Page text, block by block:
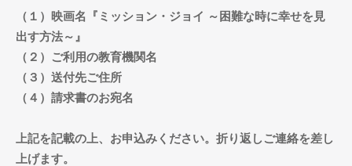
（１）映画名『ミッション・ジョイ ～困難な時に幸せを見
出す方法～』
（２）ご利用の教育機関名
（３）送付先ご住所
（４）請求書のお宛名
上記を記載の上、お申込みください。折り返しご連絡を差し
上げます。